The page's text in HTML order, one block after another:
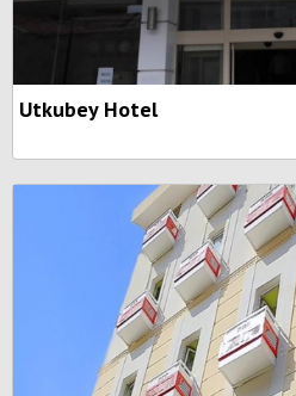
Utkubey Hotel